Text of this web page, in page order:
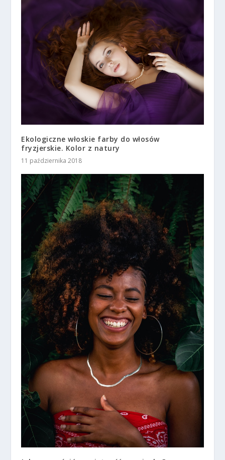
Ekologiczne włoskie farby do włosów
fryzjerskie. Kolor z natury
11 października 2018